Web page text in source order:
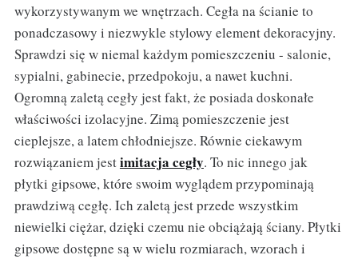
wykorzystywanym we wnętrzach. Cegła na ścianie to
ponadczasowy i niezwykle stylowy element dekoracyjny.
Sprawdzi się w niemal każdym pomieszczeniu - salonie,
sypialni, gabinecie, przedpokoju, a nawet kuchni.
Ogromną zaletą cegły jest fakt, że posiada doskonałe
właściwości izolacyjne. Zimą pomieszczenie jest
cieplejsze, a latem chłodniejsze. Równie ciekawym
rozwiązaniem jestimitacja cegły. To nic innego jak
płytki gipsowe, które swoim wyglądem przypominają
prawdziwą cegłę. Ich zaletą jest przede wszystkim
niewielki ciężar, dzięki czemu nie obciążają ściany. Płytki
gipsowe dostępne są w wielu rozmiarach, wzorach i